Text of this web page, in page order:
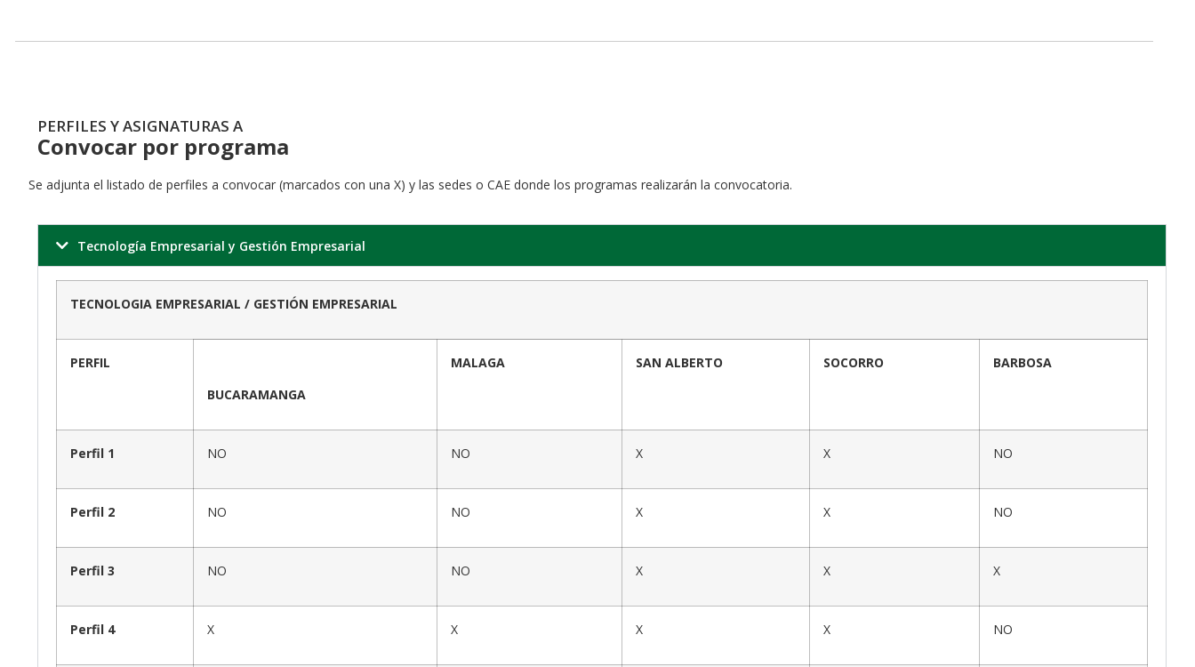
PERFILES Y ASIGNATURAS A
Convocar por programa
Se adjunta el listado de perfiles a convocar (marcados con una X) y las sedes o CAE donde los programas realizarán la convocatoria.
Tecnología Empresarial y Gestión Empresarial
TECNOLOGIA EMPRESARIAL / GESTIÓN EMPRESARIAL
PERFIL
BUCARAMANGA
MALAGA SAN ALBERTO SOCORRO BARBOSA
Perfil 1 NO NO X X NO
Perfil 2 NO NO X X NO
Perfil 3 NO NO X X X
Perfil 4 X X X X NO